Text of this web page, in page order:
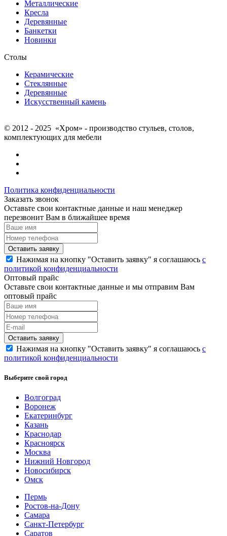
Металлические
Кресла
Деревянные
Банкетки
Новинки
Столы
Керамические
Стеклянные
Деревянные
Искусственный камень
© 2012 - 2025 «Хром» - производство стульев, столов,
комплектующих для мебели
Политика конфиденциальности
Заказать звонок
Оставьте свои контактные данные и наш менеджер
перезвонит Вам в ближайшее время
Нажимая на кнопку "Оставить заявку" я соглашаюсь с
политикой конфиденциальности
Оптовый прайс
Оставьте свои контактные данные и мы отправим Вам
оптовый прайс
Нажимая на кнопку "Оставить заявку" я соглашаюсь с
политикой конфиденциальности
Выберите свой город
Волгоград
Воронеж
Екатеринбург
Казань
Краснодар
Красноярск
Москва
Нижний Новгород
Новосибирск
Омск
Пермь
Ростов-на-Дону
Самара
Санкт-Петербург
Саратов